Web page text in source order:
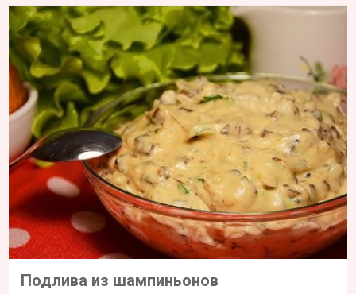
Подлива из шампиньонов